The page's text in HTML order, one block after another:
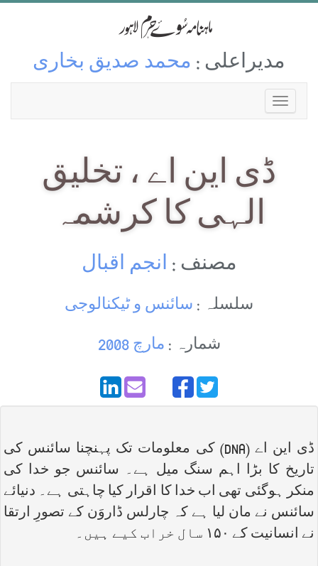
مدیراعلی : محمد صدیق بخاری
ڈی این اے ، تخلیق
الہی کا کرشمہ
مصنف : انجم اقبال
سلسلہ : سائنس و ٹیکنالوجی
شمارہ : مارچ 2008
ڈی این اے (DNA) کی معلومات تک پہنچنا سائنس کی
تاریخ کا بڑا اہم سنگ میل ہے۔ سائنس جو خدا کی
منکر ہوگئی تھی اب خدا کا اقرار کیا چاہتی ہے۔ دنیائے
سائنس نے مان لیا ہے کہ چارلس ڈاروَن کے تصورِ ارتقا
نے انسانیت کے ۱۵۰ سال خراب کیے ہیں۔